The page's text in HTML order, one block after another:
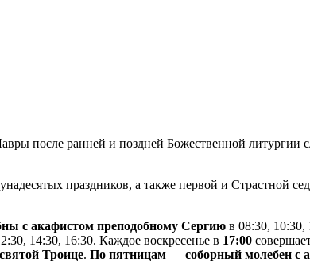
после ранней и поздней Божественной литургии
праздников, а также первой и Страстной
с акафистом преподобному Сергию в 08:30, 10:30,
14:30, 16:30. Каждое воскресенье в 17:00
Троице. По пятницам — соборный молебен с